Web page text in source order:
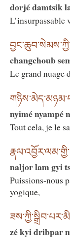
dorjé damtsik
L’insurpassable
changchoub
Le grand nuage
nyimé nyampé
Tout cela, je le
naljor lam gyi
Puissions-nous
yogique,
zé kyi dribpar